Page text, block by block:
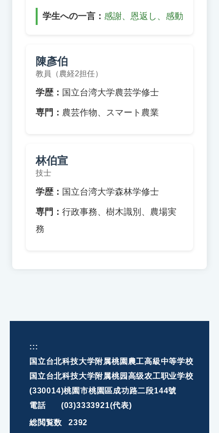
学生への一言： 感謝、恩返し、感動
陳彥伯
教員（農経2担任）
学歴： 国立台湾大学農芸学修士
専門： 農芸作物、スマート農業
林伯宣
技士
学歴： 国立台湾大学森林学修士
専門： 行政事務、樹木識別、農場実
務
:::
国立台北科技大学附属桃園農工高級中等学校
国立台北科技大学附属桃园高级农工职业学校
(330014)桃園市桃園區成功路二段144號
電話
(03)3333921(代表)
総閲覧数
2392